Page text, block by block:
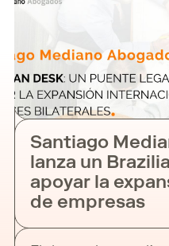
Santiago
lanza un
apoyar la
de empresas